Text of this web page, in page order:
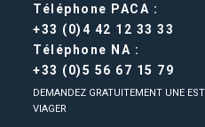
Téléphone PACA :
+33 (0)4 42 12 33 33
Téléphone NA :
+33 (0)5 56 67 15 79
DEMANDEZ GRATUITEMENT UNE
VIAGER